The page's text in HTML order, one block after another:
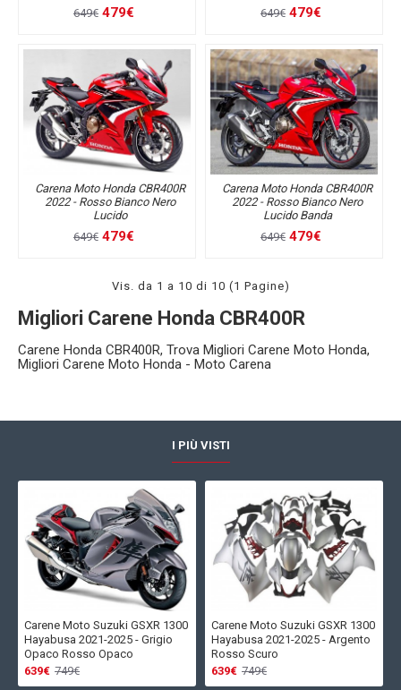
649€ 479€
649€ 479€
Carena Moto Honda CBR400R
2022 - Rosso Bianco Nero
Lucido
649€ 479€
Carena Moto Honda CBR400R
2022 - Rosso Bianco Nero
Lucido Banda
649€ 479€
Vis. da 1 a 10 di 10 (1 Pagine)
Migliori Carene Honda CBR400R
Carene Honda CBR400R, Trova Migliori Carene Moto Honda,
Migliori Carene Moto Honda - Moto Carena
I PIÙ VISTI
Carene Moto Suzuki GSXR 1300
Hayabusa 2021-2025 - Grigio
Opaco Rosso Opaco
639€ 749€
Carene Moto Suzuki GSXR 1300
Hayabusa 2021-2025 - Argento
Rosso Scuro
639€ 749€